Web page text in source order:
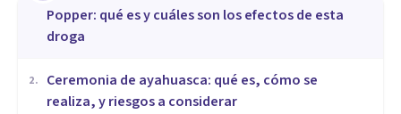
Popper: qué es y cuáles son los efectos de esta
droga
2.
Ceremonia de ayahuasca: qué es, cómo se
realiza, y riesgos a considerar